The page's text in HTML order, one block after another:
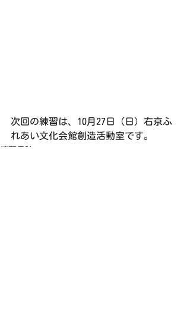
次回の練習は、10月27日（日）右京ふ
れあい文化会館創造活動室です。
練習日誌